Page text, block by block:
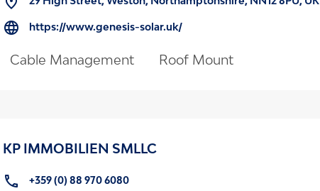
https://www.genesis-solar.uk/
Cable Management Roof Mount
KP IMMOBILIEN SMLLC
+359 (0) 88 970 6080